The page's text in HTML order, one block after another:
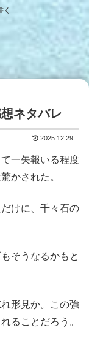
く
ネタバレ
2025.12.29
一矢報いる程度
かされた。
けに、千々石の
そうなるかもと
形見か。この強
ることだろう。